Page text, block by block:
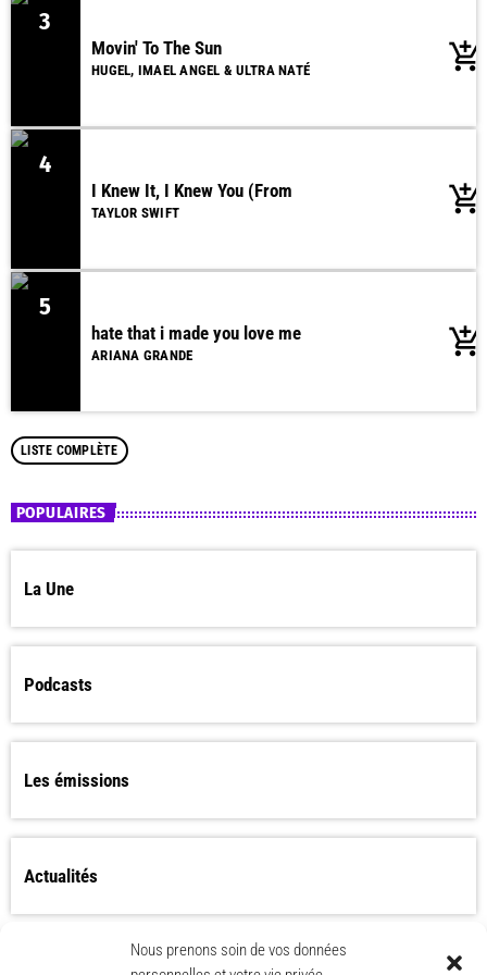
Nous prenons soin de vos données
3
Movin' To The Sun
HUGEL, IMAEL ANGEL & ULTRA NATÉ add_shopping_cart
4
I Knew It, I Knew You (From
TAYLOR SWIFT add_shopping_cart
5
hate that i made you love me
ARIANA GRANDE add_shopping_cart
LISTE COMPLÈTE
POPULAIRES
La Une
Podcasts
Les émissions
Actualités